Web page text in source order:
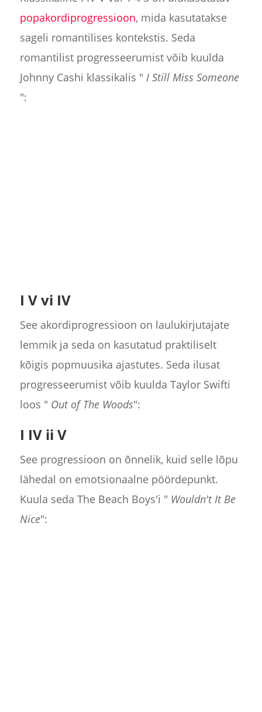
popakordiprogressioon, mida kasutatakse
sageli romantilises kontekstis. Seda
romantilist progresseerumist võib kuulda
Johnny Cashi klassikalis " I Still Miss Someone
":
I V vi IV
See akordiprogressioon on laulukirjutajate
lemmik ja seda on kasutatud praktiliselt
kõigis popmuusika ajastutes. Seda ilusat
progresseerumist võib kuulda Taylor Swifti
loos " Out of The Woods":
I IV ii V
See progressioon on õnnelik, kuid selle lõpu
lähedal on emotsionaalne pöördepunkt.
Kuula seda The Beach Boys'i " Wouldn't It Be
Nice":